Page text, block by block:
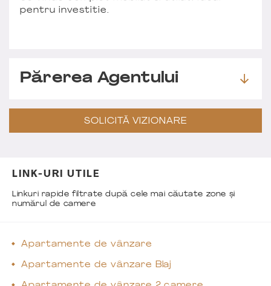
pentru investitie.
Părerea Agentului
SOLICITĂ VIZIONARE
LINK-URI UTILE
Linkuri rapide filtrate după cele mai căutate zone și
numărul de camere
Apartamente de vânzare
Apartamente de vânzare Blaj